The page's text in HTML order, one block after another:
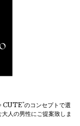
のコンセプトで選
人の男性にご提案致しま